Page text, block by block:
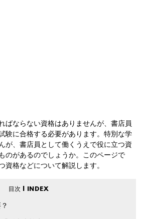
ばならない資格はありませんが、書店員
験に合格する必要があります。特別な学
が、書店員として働くうえで役に立つ資
のがあるのでしょうか。このページで
資格などについて解説します。